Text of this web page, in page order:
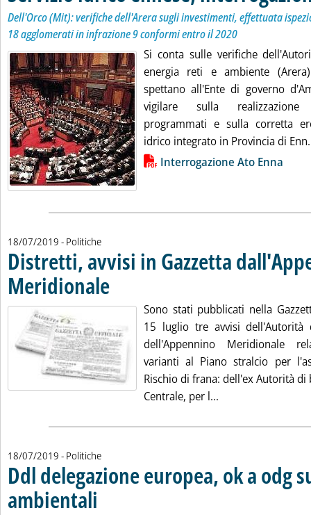
Dell'Orco (Mit): verifiche dell'Arera sugli investimenti, effettuata
18 agglomerati in infrazione 9 conformi entro il 2020
Si conta sulle verifiche
energia reti e ambiente
spettano all'Ente di governo
vigilare sulla
programmati e sulla corretta
idrico integrato in Provincia di
Lista allegati PDF alla notiziaInterrogazione Ato Enna
18/07/2019 - Politiche
Distretti, avvisi in Gazzetta
Meridionale
Sono stati pubblicati nella
15 luglio tre avvisi dell'Autorità
dell'Appennino Meridionale
varianti al Piano stralcio per
Rischio di frana: dell'ex Autorità di
Centrale, per l...
18/07/2019 - Politiche
Ddl delegazione europea, ok a odg
ambientali . Pubblicata giovedì 18 luglio 2019 alle 10.9.